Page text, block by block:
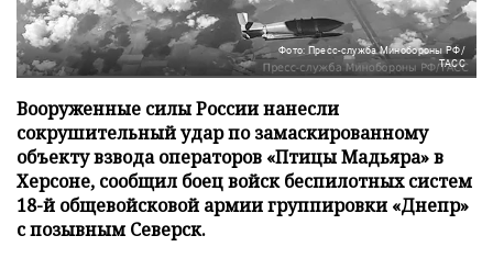
Фото: Пресс-служба Минобороны РФ/
ТАСС
Вооруженные силы России нанесли
сокрушительный удар по замаскированному
объекту взвода операторов «Птицы Мадьяра» в
Херсоне, сообщил боец войск беспилотных систем
18-й общевойсковой армии группировки «Днепр»
с позывным Северск.